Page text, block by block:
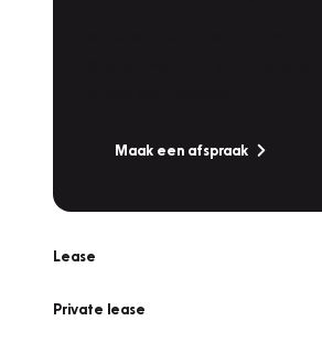
Maak een afspraak
Lease
Private lease